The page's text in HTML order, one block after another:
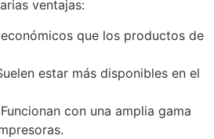
ventajas:
que los productos de
estar más disponibles en el
con una amplia gama